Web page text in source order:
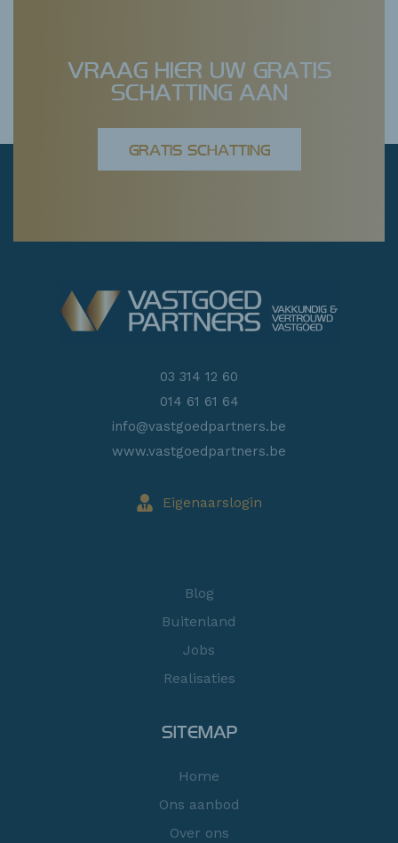
VRAAG HIER UW GRATIS
SCHATTING AAN
GRATIS SCHATTING
03 314 12 60
014 61 61 64
info@vastgoedpartners.be
www.vastgoedpartners.be
SITEMAP
Home
Ons aanbod
Over ons
Blog
Buitenland
Jobs
Realisaties
Eigenaarslogin